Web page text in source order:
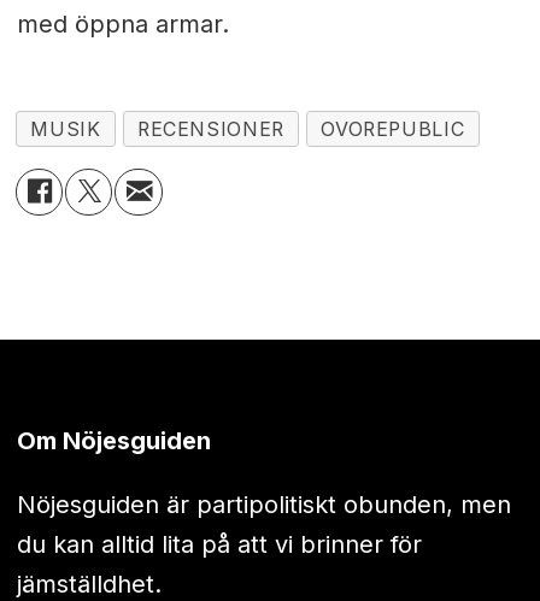
med öppna armar.
MUSIK RECENSIONER OVOREPUBLIC
Om Nöjesguiden
Nöjesguiden är partipolitiskt obunden, men
du kan alltid lita på att vi brinner för
jämställdhet.